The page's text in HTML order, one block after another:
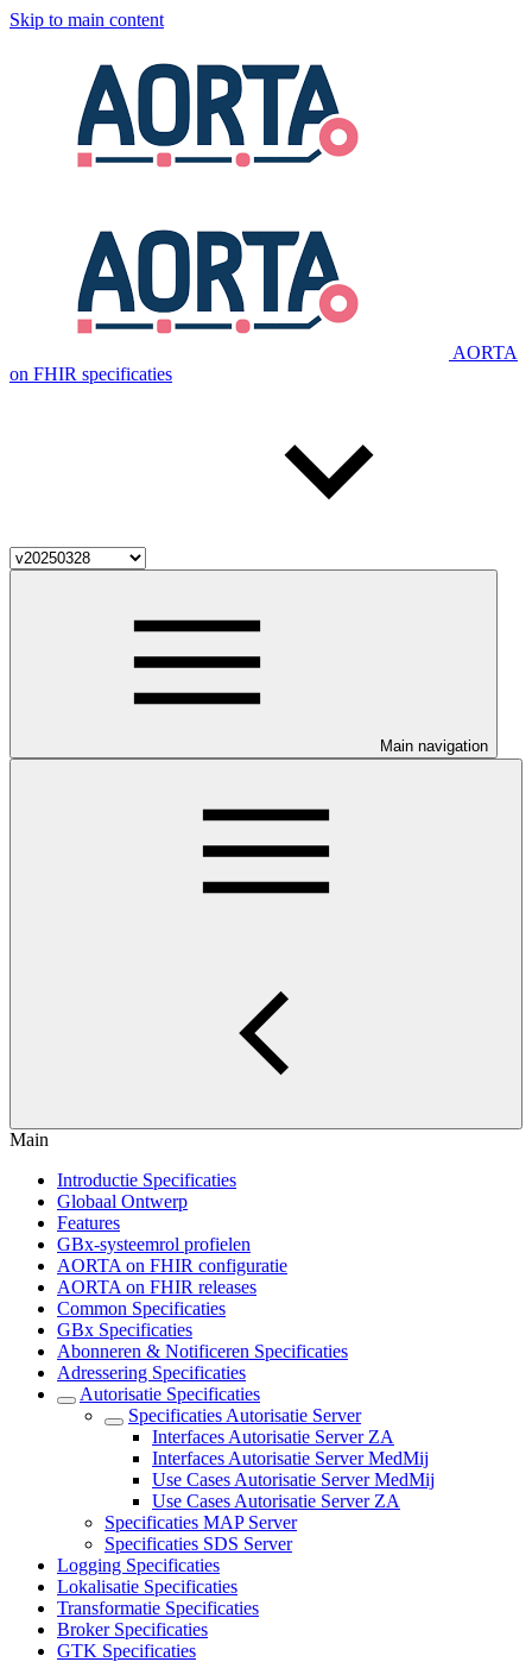
Skip to main content
AORTA
on FHIR specificaties
Main navigation
Main
Introductie Specificaties
Globaal Ontwerp
Features
GBx-systeemrol profielen
AORTA on FHIR configuratie
AORTA on FHIR releases
Common Specificaties
GBx Specificaties
Abonneren & Notificeren Specificaties
Adressering Specificaties
Autorisatie Specificaties
Specificaties Autorisatie Server
Interfaces Autorisatie Server ZA
Interfaces Autorisatie Server MedMij
Use Cases Autorisatie Server MedMij
Use Cases Autorisatie Server ZA
Specificaties MAP Server
Specificaties SDS Server
Logging Specificaties
Lokalisatie Specificaties
Transformatie Specificaties
Broker Specificaties
GTK Specificaties